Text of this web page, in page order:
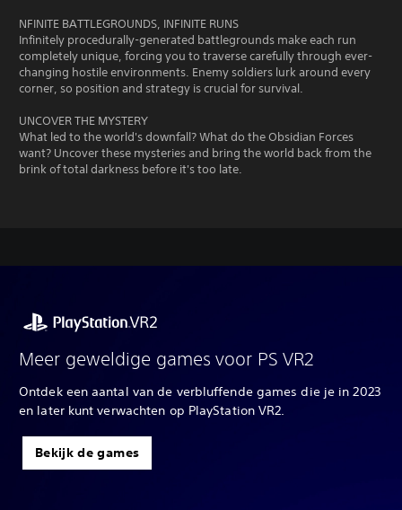
NFINITE BATTLEGROUNDS, INFINITE RUNS
Infinitely procedurally-generated battlegrounds make each run
completely unique, forcing you to traverse carefully through ever-
changing hostile environments. Enemy soldiers lurk around every
corner, so position and strategy is crucial for survival.
UNCOVER THE MYSTERY
What led to the world's downfall? What do the Obsidian Forces
want? Uncover these mysteries and bring the world back from the
brink of total darkness before it's too late.
Meer geweldige games voor PS VR2
Ontdek een aantal van de verbluffende games die je in 2023
en later kunt verwachten op PlayStation VR2.
Bekijk de games